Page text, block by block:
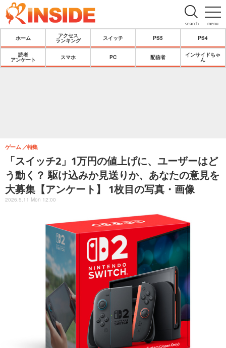
menu
search
ホーム
アクセス
ランキング
スイッチ PS5 PS4
読者
アンケート
スマホ PC 配信者
インサイドちゃ
ん
「スイッチ2」1万円の値上げに、ユーザーはど
う動く？ 駆け込みか見送りか、あなたの意見を
大募集【アンケート】 1枚目の写真・画像
ゲーム 特集
2026.5.11 Mon 12:00